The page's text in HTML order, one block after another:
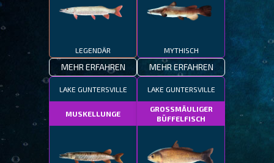
LEGENDÄR
MEHR ERFAHREN
MYTHISCH
MEHR ERFAHREN
LAKE GUNTERSVILLE
MUSKELLUNGE
LAKE GUNTERSVILLE
GROSSMÄULIGER
BÜFFELFISCH